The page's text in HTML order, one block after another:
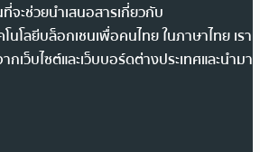
จะช่วยนำเสนอสารเกี่ยวกับ
นโลยีบล็อกเชนเพื่อคนไทย ในภาษาไทย เรา
เว็บไซต์และเว็บบอร์ดต่างประเทศและนำมา